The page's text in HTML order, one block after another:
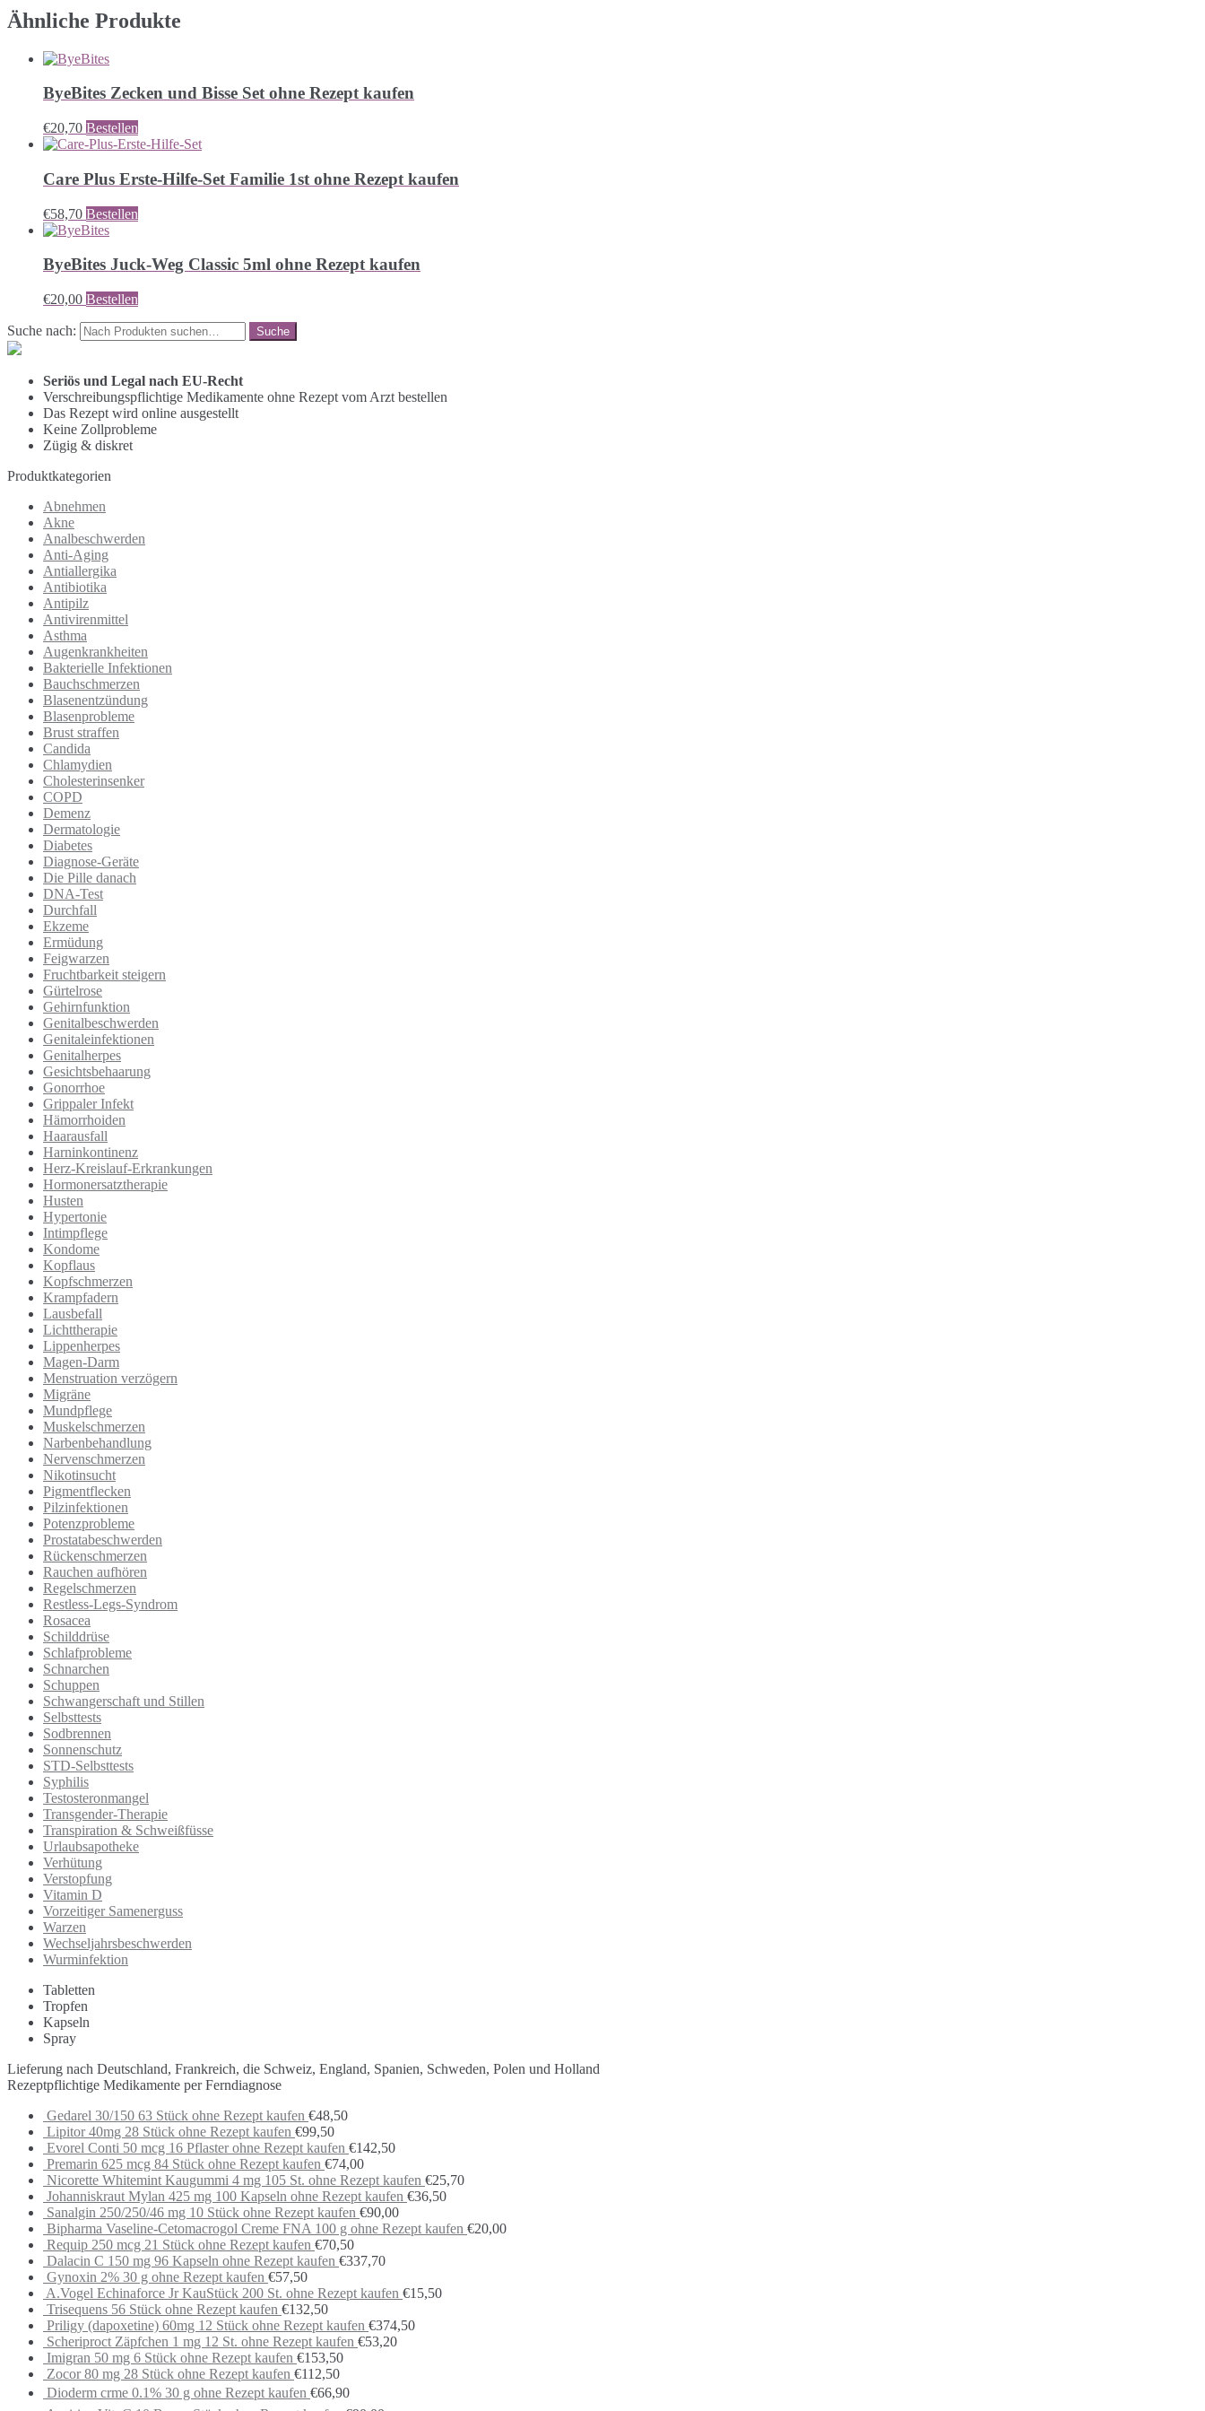
Ähnliche Produkte
ByeBites Zecken und Bisse Set ohne Rezept kaufen
€20,70 Bestellen
Care Plus Erste-Hilfe-Set Familie 1st ohne Rezept kaufen
€58,70 Bestellen
ByeBites Juck-Weg Classic 5ml ohne Rezept kaufen
€20,00 Bestellen
Suche nach:
Seriös und Legal nach EU-Recht
Verschreibungspflichtige Medikamente ohne Rezept vom Arzt bestellen
Das Rezept wird online ausgestellt
Keine Zollprobleme
Zügig & diskret
Produktkategorien
Abnehmen
Akne
Analbeschwerden
Anti-Aging
Antiallergika
Antibiotika
Antipilz
Antivirenmittel
Asthma
Augenkrankheiten
Bakterielle Infektionen
Bauchschmerzen
Blasenentzündung
Blasenprobleme
Brust straffen
Candida
Chlamydien
Cholesterinsenker
COPD
Demenz
Dermatologie
Diabetes
Diagnose-Geräte
Die Pille danach
DNA-Test
Durchfall
Ekzeme
Ermüdung
Feigwarzen
Fruchtbarkeit steigern
Gürtelrose
Gehirnfunktion
Genitalbeschwerden
Genitaleinfektionen
Genitalherpes
Gesichtsbehaarung
Gonorrhoe
Grippaler Infekt
Hämorrhoiden
Haarausfall
Harninkontinenz
Herz-Kreislauf-Erkrankungen
Hormonersatztherapie
Husten
Hypertonie
Intimpflege
Kondome
Kopflaus
Kopfschmerzen
Krampfadern
Lausbefall
Lichttherapie
Lippenherpes
Magen-Darm
Menstruation verzögern
Migräne
Mundpflege
Muskelschmerzen
Narbenbehandlung
Nervenschmerzen
Nikotinsucht
Pigmentflecken
Pilzinfektionen
Potenzprobleme
Prostatabeschwerden
Rückenschmerzen
Rauchen aufhören
Regelschmerzen
Restless-Legs-Syndrom
Rosacea
Schilddrüse
Schlafprobleme
Schnarchen
Schuppen
Schwangerschaft und Stillen
Selbsttests
Sodbrennen
Sonnenschutz
STD-Selbsttests
Syphilis
Testosteronmangel
Transgender-Therapie
Transpiration & Schweißfüsse
Urlaubsapotheke
Verhütung
Verstopfung
Vitamin D
Vorzeitiger Samenerguss
Warzen
Wechseljahrsbeschwerden
Wurminfektion
Tabletten
Tropfen
Kapseln
Spray
Lieferung nach Deutschland, Frankreich, die Schweiz, England, Spanien, Schweden, Polen und Holland
Rezeptpflichtige Medikamente per Ferndiagnose
Gedarel 30/150 63 Stück ohne Rezept kaufen €48,50
Lipitor 40mg 28 Stück ohne Rezept kaufen €99,50
Evorel Conti 50 mcg 16 Pflaster ohne Rezept kaufen €142,50
Premarin 625 mcg 84 Stück ohne Rezept kaufen €74,00
Nicorette Whitemint Kaugummi 4 mg 105 St. ohne Rezept kaufen €25,70
Johanniskraut Mylan 425 mg 100 Kapseln ohne Rezept kaufen €36,50
Sanalgin 250/250/46 mg 10 Stück ohne Rezept kaufen €90,00
Bipharma Vaseline-Cetomacrogol Creme FNA 100 g ohne Rezept kaufen €20,00
Requip 250 mcg 21 Stück ohne Rezept kaufen €70,50
Dalacin C 150 mg 96 Kapseln ohne Rezept kaufen €337,70
Gynoxin 2% 30 g ohne Rezept kaufen €57,50
A.Vogel Echinaforce Jr KauStück 200 St. ohne Rezept kaufen €15,50
Trisequens 56 Stück ohne Rezept kaufen €132,50
Priligy (dapoxetine) 60mg 12 Stück ohne Rezept kaufen €374,50
Scheriproct Zäpfchen 1 mg 12 St. ohne Rezept kaufen €53,20
Imigran 50 mg 6 Stück ohne Rezept kaufen €153,50
Zocor 80 mg 28 Stück ohne Rezept kaufen €112,50
Dioderm crme 0.1% 30 g ohne Rezept kaufen €66,90